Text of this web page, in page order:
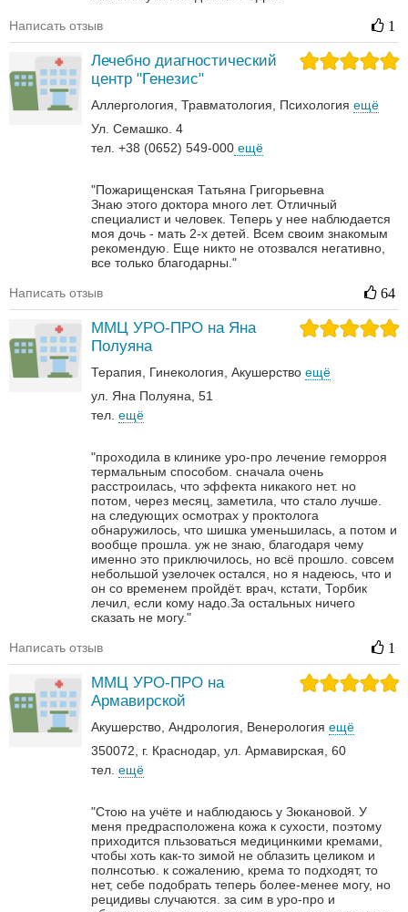
Написать отзыв 1
Лечебно диагностический
центр "Генезис"
Аллергология Травматология Психология ещё
Ул. Семашко. 4
тел. +38 (0652) 549-000 ещё
"Пожарищенская Татьяна Григорьевна
Знаю этого доктора много лет. Отличный
специалист и человек. Теперь у нее наблюдается
моя дочь - мать 2-х детей. Всем своим знакомым
рекомендую. Еще никто не отозвался негативно,
все только благодарны."
Написать отзыв 64
ММЦ УРО-ПРО на Яна
Полуяна
Терапия Гинекология Акушерство ещё
ул. Яна Полуяна, 51
тел. ещё
"проходила в клинике уро-про лечение геморроя
термальным способом. сначала очень
расстроилась, что эффекта никакого нет. но
потом, через месяц, заметила, что стало лучше.
на следующих осмотрах у проктолога
обнаружилось, что шишка уменьшилась, а потом и
вообще прошла. уж не знаю, благодаря чему
именно это приключилось, но всё прошло. совсем
небольшой узелочек остался, но я надеюсь, что и
он со временем пройдёт. врач, кстати, Торбик
лечил, если кому надо.За остальных ничего
сказать не могу."
Написать отзыв 1
ММЦ УРО-ПРО на
Армавирской
Акушерство Андрология‎ Венерология‎ ещё
350072, г. Краснодар, ул. Армавирская, 60
тел. ещё
"Стою на учёте и наблюдаюсь у Зюкановой. У
меня предрасположена кожа к сухости, поэтому
приходится пльзоваться медицинкими кремами,
чтобы хоть как-то зимой не облазить целиком и
полнсотью. к сожалению, крема то подходят, то
нет, себе подобрать теперь более-менее могу, но
рецидивы случаются. за сим в уро-про и